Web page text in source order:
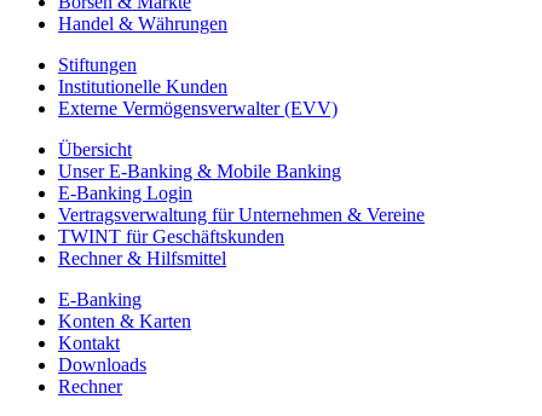
Handel & Währungen
Stiftungen
Institutionelle Kunden
Externe Vermögensverwalter (EVV)
Übersicht
Unser E-Banking & Mobile Banking
E-Banking Login
Vertragsverwaltung für Unternehmen & Vereine
TWINT für Geschäftskunden
Rechner & Hilfsmittel
E-Banking
Konten & Karten
Kontakt
Downloads
Rechner